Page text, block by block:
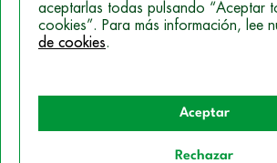
© 2026 Campus Training
aceptarlas todas pulsando “Aceptar
cookies”. Para más información, lee
de cookies.
Aceptar
Rechazar